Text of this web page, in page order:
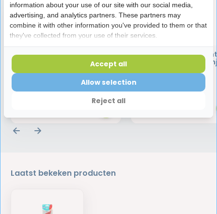
TePe Angle Interdentale
Ragers 0.4 mm Roze – 6
TePe Angle
Ragers 0.45 mm
Laatst bekeken producten
information about your use of our site with our social media,
advertising, and analytics partners. These partners may
combine it with other information you've provided to them or that
they've collected from your use of their services.
Reject all
Allow selection
Accept all